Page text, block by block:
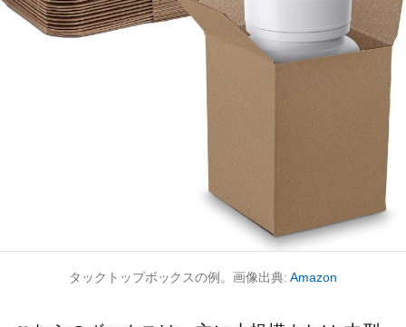
タックトップボックスの例。画像出典:Amazon